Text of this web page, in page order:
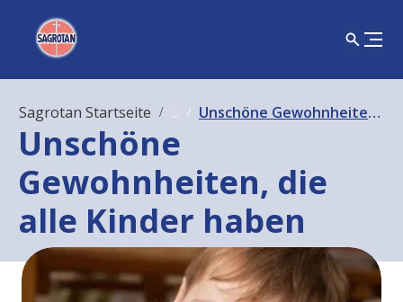
Sagrotan Startseite ... Unschöne Gewohnheiten, die alle Kinder haben
Unschöne
Gewohnheiten, die
alle Kinder haben